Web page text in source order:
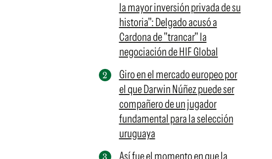
Suscribite x US$ 3,45
la mayor inversión privada de su
historia": Delgado acusó a
Cardona de "trancar" la
negociación de HIF Global
Giro en el mercado europeo por
el que Darwin Núñez puede ser
compañero de un jugador
fundamental para la selección
uruguaya
Así fue el momento en que la